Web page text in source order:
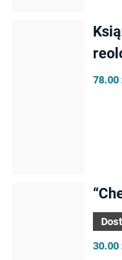
78.00
30.00